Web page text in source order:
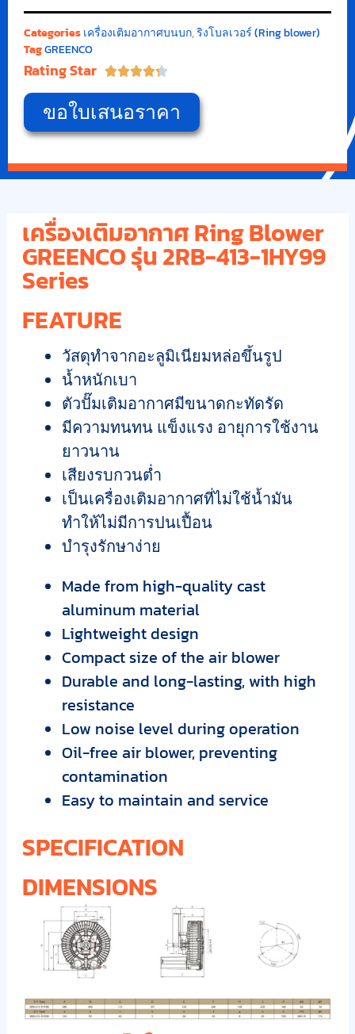
Categoriesเครื่องเติมอากาศบนบก,ริงโบลเวอร์ (Ring blower)
TagGREENCO
Rating Star 
ขอใบเสนอราคา
เครื่องเติมอากาศ Ring Blower
GREENCO รุ่น 2RB-413-1HY99
Series
FEATURE
วัสดุทำจากอะลูมิเนียมหล่อขึ้นรูป
น้ำหนักเบา
ตัวปั๊มเติมอากาศมีขนาดกะทัดรัด
มีความทนทน แข็งแรง อายุการใช้งาน
ยาวนาน
เสียงรบกวนต่ำ
เป็นเครื่องเติมอากาศที่ไม่ใช้น้ำมัน
ทำให้ไม่มีการปนเปื้อน
บำรุงรักษาง่าย
Made from high-quality cast
aluminum material
Lightweight design
Compact size of the air blower
Durable and long-lasting, with high
resistance
Low noise level during operation
Oil-free air blower, preventing
contamination
Easy to maintain and service
SPECIFICATION
DIMENSIONS